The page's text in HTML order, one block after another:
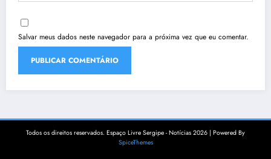
Salvar meus dados neste navegador para a próxima vez que eu comentar.
Todos os direitos reservados. Espaço Livre Sergipe - Notícias 2026 | Powered By
SpiceThemes